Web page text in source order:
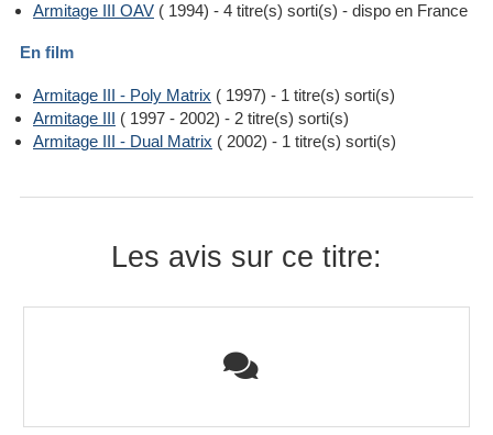
Armitage III OAV ( 1994) - 4 titre(s) sorti(s) - dispo en France
En film
Armitage III - Poly Matrix ( 1997) - 1 titre(s) sorti(s)
Armitage III ( 1997 - 2002) - 2 titre(s) sorti(s)
Armitage III - Dual Matrix ( 2002) - 1 titre(s) sorti(s)
Les avis sur ce titre: